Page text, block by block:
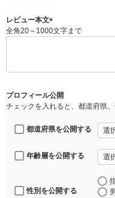
レビュー本文
(
全角20～1000文字まで
プロフィール公開
チェックを入れると、都道府県
都道府県を公開する
年齢層を公開する
性別を公開する